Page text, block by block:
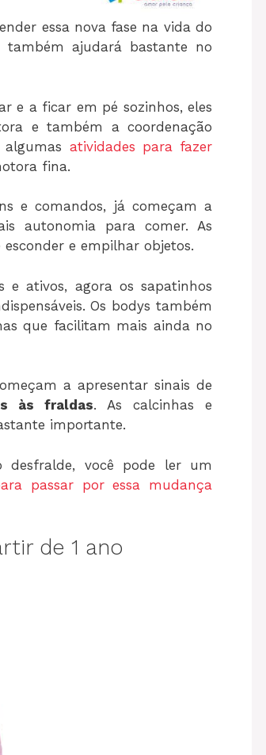
essa nova fase na vida do
também ajudará bastante no
e a ficar em pé sozinhos, eles
e também a coordenação
atividades para fazer
fina.
e comandos, já começam a
autonomia para comer. As
e empilhar objetos.
e ativos, agora os sapatinhos
Os bodys também
que facilitam mais ainda no
a apresentar sinais de
às fraldas. As calcinhas e
importante.
você pode ler um
passar por essa mudança
de 1 ano